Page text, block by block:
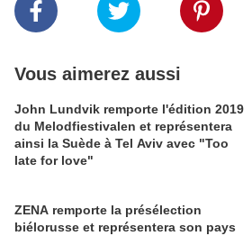
Vous aimerez aussi
John Lundvik remporte l'édition 2019
du Melodfiestivalen et représentera
ainsi la Suède à Tel Aviv avec "Too
late for love"
ZENA remporte la présélection
biélorusse et représentera son pays